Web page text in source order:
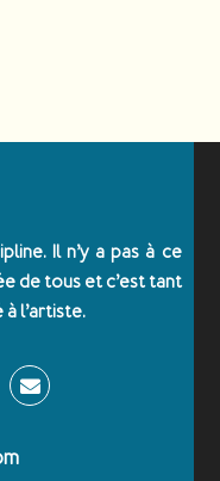
Il n’y a pas à ce
de tous et c’est tant
à l’artiste.